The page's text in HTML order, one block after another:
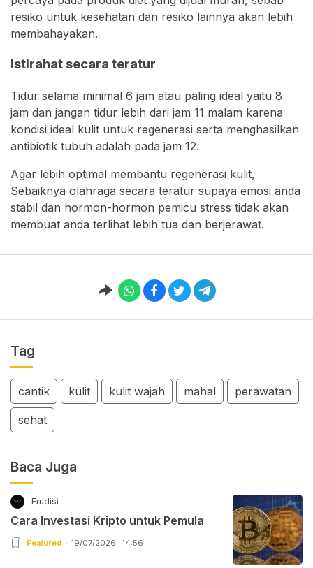
resiko untuk kesehatan dan resiko lainnya akan lebih
membahayakan.
Istirahat secara teratur
Tidur selama minimal 6 jam atau paling ideal yaitu 8
jam dan jangan tidur lebih dari jam 11 malam karena
kondisi ideal kulit untuk regenerasi serta menghasilkan
antibiotik tubuh adalah pada jam 12.
Agar lebih optimal membantu regenerasi kulit,
Sebaiknya olahraga secara teratur supaya emosi anda
stabil dan hormon-hormon pemicu stress tidak akan
membuat anda terlihat lebih tua dan berjerawat.
Tag
cantik kulit kulit wajah mahal perawatan
sehat
Baca Juga
Erudisi
Cara Investasi Kripto untuk Pemula
Featured 19/07/2026 | 14:56